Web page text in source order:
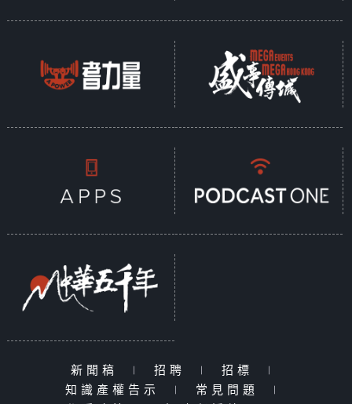
新聞稿 | 招聘 | 招標
|
知識產權告示
| 常見問題
|